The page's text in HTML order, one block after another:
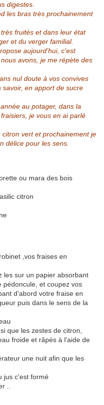
digestes.
les bras très prochainement
fruités et dans leur état
et du verger familial.
aujourd'hui, c'est
avons, je me répète des
nul doute à vos convives
savoir, en apport de sucre
au potager, dans la
je vous en ai parlé
vert et prochainement je
délice pour les sens.
ou mara des bois
citron
,vos fraises en
les sur un papier absorbant
pédoncule, et coupez vos
d'abord votre fraise en
puis dans le sens de la
que les zestes de citron,
froide et râpés à l'aide de
une nuit afin que les
jus c'est formé
..